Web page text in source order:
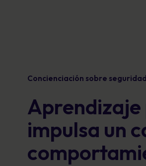
Concienciación sobre
Aprendizaje
impulsa un